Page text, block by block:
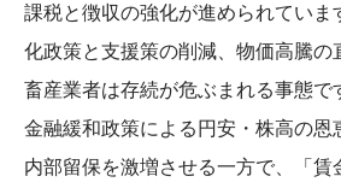
課税と徴収の強化が進められてい
化政策と支援策の削減、物価高騰の
畜産業者は存続が危ぶまれる事態
金融緩和政策による円安・株高の恩
内部留保を激増させる一方で、「賃